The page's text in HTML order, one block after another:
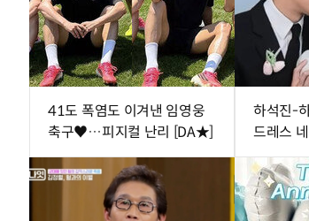
41도 폭염도 이겨낸 임영웅
축구♥…피지컬 난리 [DA★]
하석진-
드레스
[DA★]